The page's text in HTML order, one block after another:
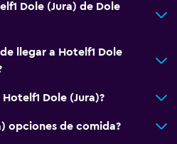
Dole (Jura) de Dole
llegar a Hotelf1 Dole
Dole (Jura)?
opciones de comida?